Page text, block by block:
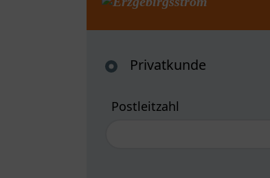
Privatkunde
Postleitzahl